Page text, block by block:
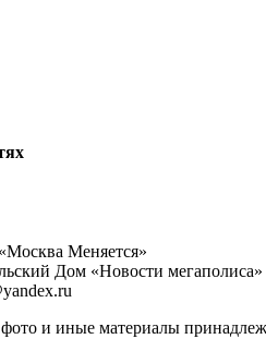
Меняется»
Дом «Новости мегаполиса»
и иные материалы